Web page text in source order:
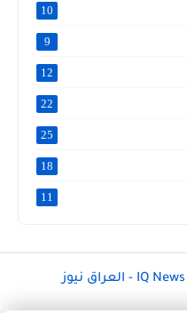
10
9
12
22
25
18
11
IQ News - العراق نيوز